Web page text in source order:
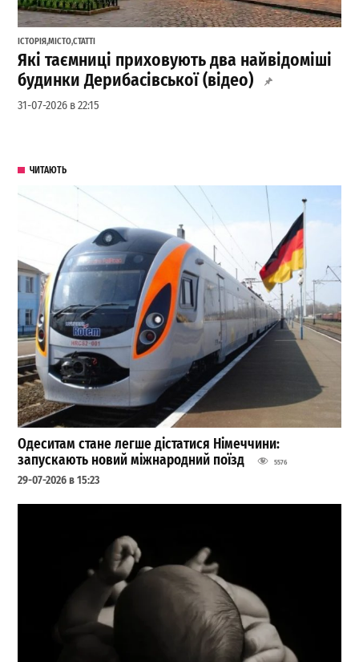
ІСТОРІЯ,МІСТО,СТАТТІ
Які таємниці приховують два найвідоміші
будинки Дерибасівської (відео)
31-07-2026 в 22:15
ЧИТАЮТЬ
Одеситам стане легше дістатися Німеччини:
запускають новий міжнародний поїзд
5576
29-07-2026 в 15:23